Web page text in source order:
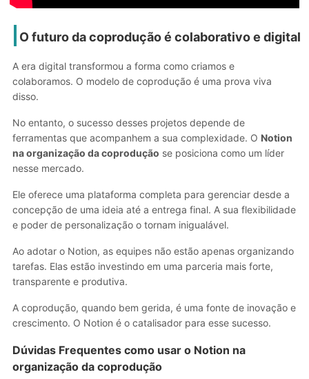
O futuro da coprodução é colaborativo e digital
A era digital transformou a forma como criamos e
colaboramos. O modelo de coprodução é uma prova viva
disso.
No entanto, o sucesso desses projetos depende de
ferramentas que acompanhem a sua complexidade. O Notion
na organização da coprodução se posiciona como um líder
nesse mercado.
Ele oferece uma plataforma completa para gerenciar desde a
concepção de uma ideia até a entrega final. A sua flexibilidade
e poder de personalização o tornam inigualável.
Ao adotar o Notion, as equipes não estão apenas organizando
tarefas. Elas estão investindo em uma parceria mais forte,
transparente e produtiva.
A coprodução, quando bem gerida, é uma fonte de inovação e
crescimento. O Notion é o catalisador para esse sucesso.
Dúvidas Frequentes como usar o Notion na
organização da coprodução